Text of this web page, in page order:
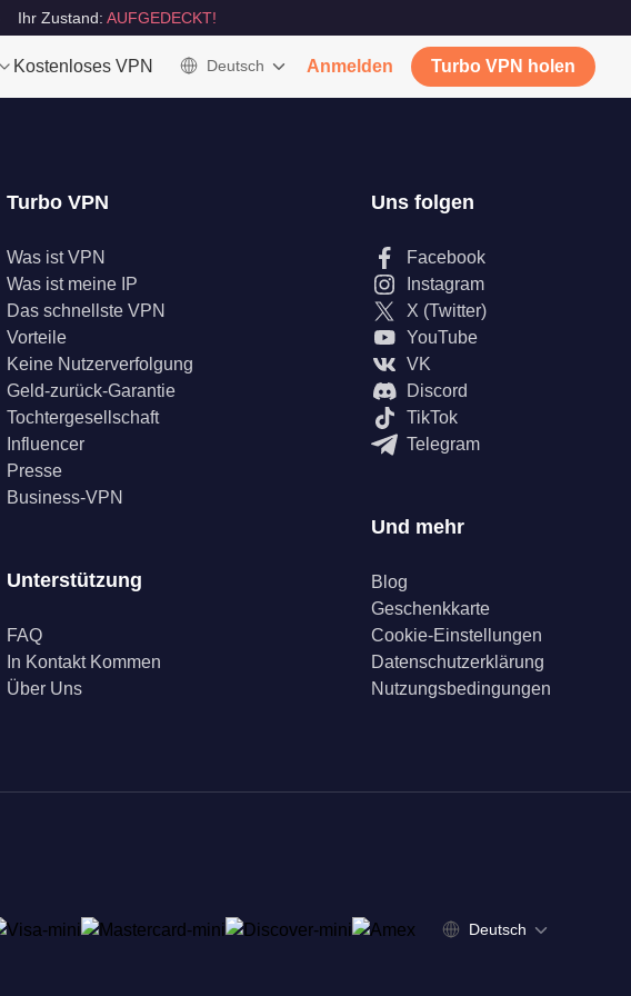
Ihr Zustand: AUFGEDECKT!
Kostenloses VPN Deutsch Anmelden Turbo VPN holen
Turbo VPN
Was ist VPN
Was ist meine IP
Das schnellste VPN
Vorteile
Keine Nutzerverfolgung
Geld-zurück-Garantie
Tochtergesellschaft
Influencer
Presse
Business-VPN
Unterstützung
FAQ
In Kontakt Kommen
Über Uns
Uns folgen
Facebook
Instagram
X (Twitter)
YouTube
VK
Discord
TikTok
Telegram
Und mehr
Blog
Geschenkkarte
Cookie-Einstellungen
Datenschutzerklärung
Nutzungsbedingungen
Deutsch